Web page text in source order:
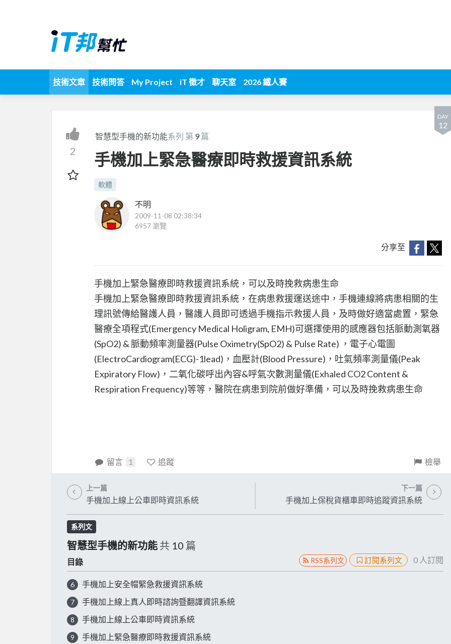
技術文章 技術問答 My Project iT 徵才 聊天室 2026 鐵人賽
DAY
12
2
智慧型手機的新功能系列 第 9篇
手機加上緊急醫療即時救援資訊系統
軟體
不明
2009-11-08 02:38:34
6957 瀏覽
分享至
手機加上緊急醫療即時救援資訊系統，可以及時挽救病患生命
手機加上緊急醫療即時救援資訊系統，在病患救援運送途中，手機連線將病患相關的生
理訊號傳給醫護人員，醫護人員即可透過手機指示救援人員，及時做好適當處置，緊急
醫療全項程式(Emergency Medical Holigram, EMH)可選擇使用的感應器包括脈動測氧器
(SpO2) & 脈動頻率測量器(Pulse Oximetry(SpO2) & Pulse Rate) ，電子心電圖
(ElectroCardiogram(ECG)-1lead)，血壓計(Blood Pressure)，吐氣頻率測量儀(Peak
Expiratory Flow)，二氧化碳呼出內容&呼氣次數測量儀(Exhaled CO2 Content &
Respiration Frequency)等等，醫院在病患到院前做好準備，可以及時挽救病患生命
留言 1 追蹤 檢舉
上一篇
手機加上線上公車即時資訊系統
下一篇
手機加上保稅貨櫃車即時追蹤資訊系統
系列文
智慧型手機的新功能共 10 篇
目錄 RSS系列文 訂閱系列文 0 人訂閱
6 手機加上安全帽緊急救援資訊系統
7 手機加上線上真人即時諮詢暨翻譯資訊系統
8 手機加上線上公車即時資訊系統
9 手機加上緊急醫療即時救援資訊系統